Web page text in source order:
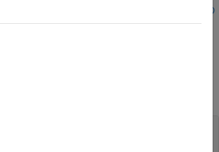
違反が想定どおりに表示されない理由の
い。
での互換性のある定義と互換性